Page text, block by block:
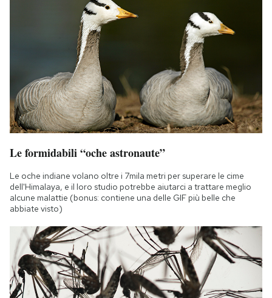
AREA PERSONALE
Area Personale
Newsletter
Notifiche mobile
Regala il Post
Hai bisogno di aiuto?
Le formidabili “oche astronaute”
Le oche indiane volano oltre i 7mila metri per superare le cime
dell'Himalaya, e il loro studio potrebbe aiutarci a trattare meglio
alcune malattie (bonus: contiene una delle GIF più belle che
abbiate visto)